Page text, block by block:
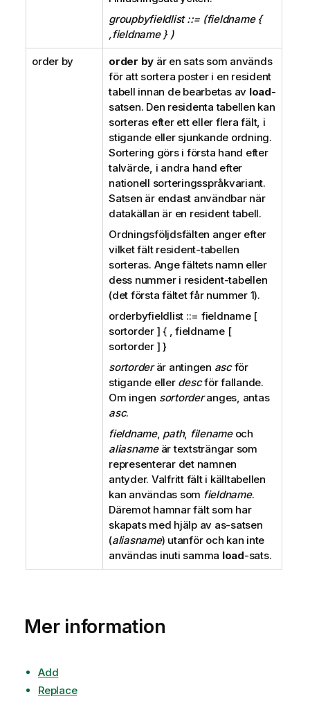
groupbyfieldlist ::= (fieldname {
,fieldname } )
order by order by är en sats som används
för att sortera poster i en resident
tabell innan de bearbetas av load-
satsen. Den residenta tabellen kan
sorteras efter ett eller flera fält, i
stigande eller sjunkande ordning.
Sortering görs i första hand efter
talvärde, i andra hand efter
nationell sorteringsspråkvariant.
Satsen är endast användbar när
datakällan är en resident tabell.
Ordningsföljdsfälten anger efter
vilket fält resident-tabellen
sorteras. Ange fältets namn eller
dess nummer i resident-tabellen
(det första fältet får nummer 1).
orderbyfieldlist ::= fieldname [
sortorder ] { , fieldname [
sortorder ] }
sortorderär antingen ascför
stigande eller descför fallande.
Om ingen sortorderanges, antas
asc.
fieldname, path, filenameoch
aliasnameär textsträngar som
representerar det namnen
antyder. Valfritt fält i källtabellen
kan användas som fieldname.
Däremot hamnar fält som har
skapats med hjälp av as-satsen
(aliasname) utanför och kan inte
användas inuti samma load-sats.
Mer information
Add
Replace